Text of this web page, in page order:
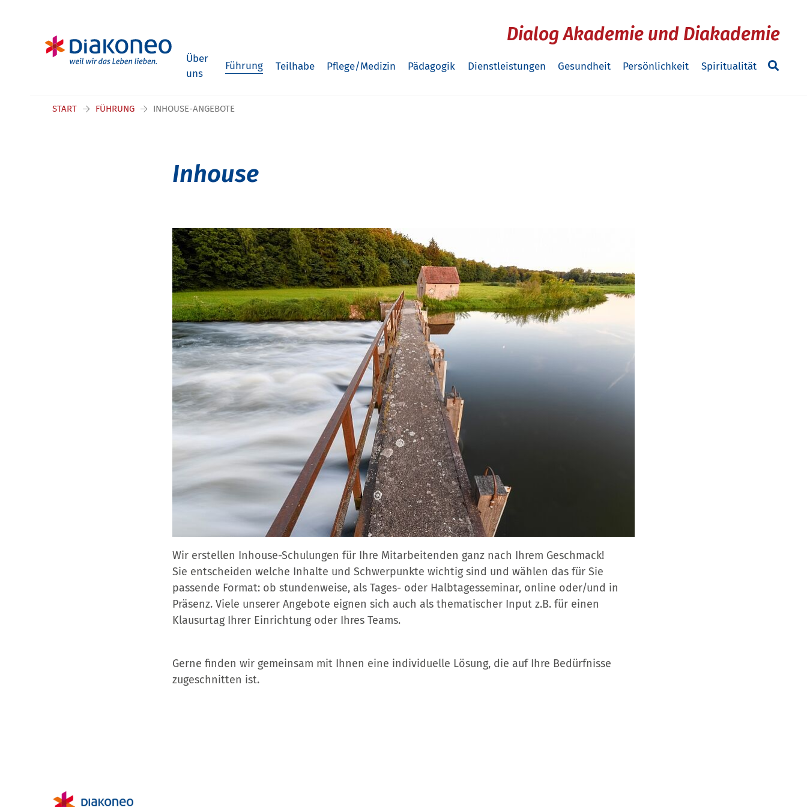
Dialog Akademie und Diakademie
Über
uns
Führung Teilhabe Pflege/Medizin Pädagogik Dienstleistungen Gesundheit Persönlichkeit Spiritualität
START FÜHRUNG INHOUSE-ANGEBOTE
Inhouse
Wir erstellen Inhouse-Schulungen für Ihre Mitarbeitenden ganz nach Ihrem Geschmack!
Sie entscheiden welche Inhalte und Schwerpunkte wichtig sind und wählen das für Sie
passende Format: ob stundenweise, als Tages- oder Halbtagesseminar, online oder/und in
Präsenz. Viele unserer Angebote eignen sich auch als thematischer Input z.B. für einen
Klausurtag Ihrer Einrichtung oder Ihres Teams.
Gerne finden wir gemeinsam mit Ihnen eine individuelle Lösung, die auf Ihre Bedürfnisse
zugeschnitten ist.